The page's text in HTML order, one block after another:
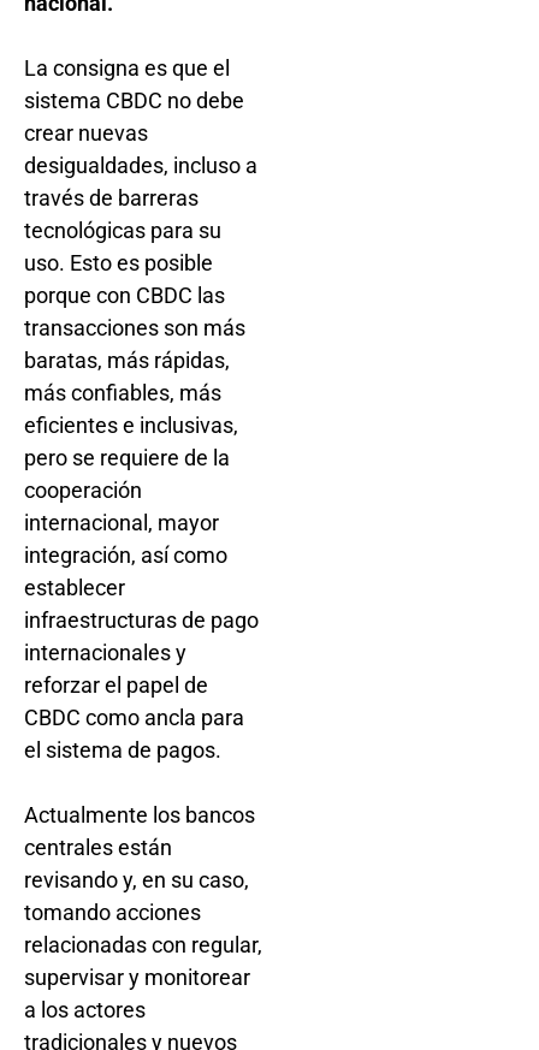
La consigna es que el
sistema CBDC no debe
crear nuevas
desigualdades, incluso a
través de barreras
tecnológicas para su
uso. Esto es posible
porque con CBDC las
transacciones son más
baratas, más rápidas,
más confiables, más
eficientes e inclusivas,
pero se requiere de la
cooperación
internacional, mayor
integración, así como
establecer
infraestructuras de pago
internacionales y
reforzar el papel de
CBDC como ancla para
el sistema de pagos.
Actualmente los bancos
centrales están
revisando y, en su caso,
tomando acciones
relacionadas con regular,
supervisar y monitorear
a los actores
tradicionales y nuevos